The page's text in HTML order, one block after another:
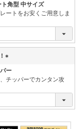
必
須
)
角型 中サイズ
ートをお安くご用意しま
(
必
須
)
ー
チッパーでカンタン攻